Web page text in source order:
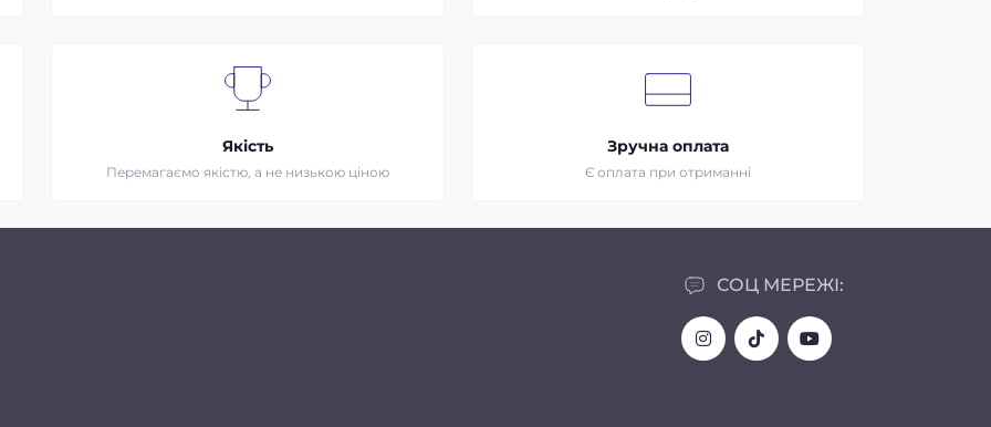
Якість
Перемагаємо якістю, а не низькою ціною
Зручна оплата
Є оплата при отриманні
СОЦ МЕРЕЖІ: